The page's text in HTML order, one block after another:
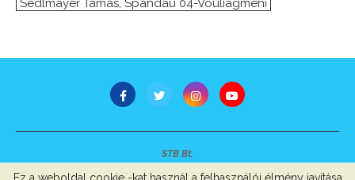
STB Bt.
Minden jog fenntartva © 2007-2022